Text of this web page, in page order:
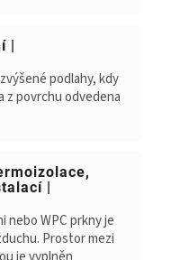
|
podlahy, kdy
z povrchu odvedena
|
nebo WPC prkny je
Prostor mezi